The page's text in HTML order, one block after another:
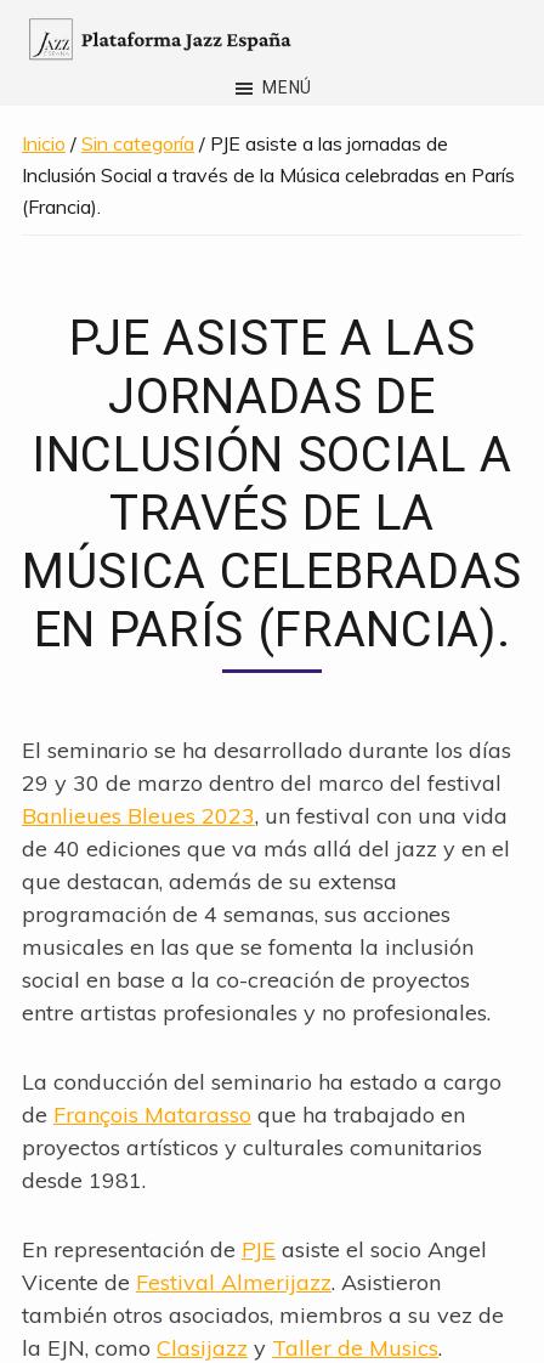
Saltar
España
MENÚ
Inicio / Sin categoría / PJE asiste a las jornadas de
Inclusión Social a través de la Música celebradas en París
(Francia).
PJE ASISTE A LAS
JORNADAS DE
INCLUSIÓN SOCIAL A
TRAVÉS DE LA
MÚSICA CELEBRADAS
EN PARÍS (FRANCIA).
El seminario se ha desarrollado durante los días
29 y 30 de marzo dentro del marco del festival
Banlieues Bleues 2023, un festival con una vida
de 40 ediciones que va más allá del jazz y en el
que destacan, además de su extensa
programación de 4 semanas, sus acciones
musicales en las que se fomenta la inclusión
social en base a la co-creación de proyectos
entre artistas profesionales y no profesionales.
La conducción del seminario ha estado a cargo
de François Matarassoque ha trabajado en
proyectos artísticos y culturales comunitarios
desde 1981.
En representación de PJE asiste el socio Angel
Vicente de Festival Almerijazz. Asistieron
también otros asociados, miembros a su vez de
la EJN, como Clasijazz y Taller de Musics.